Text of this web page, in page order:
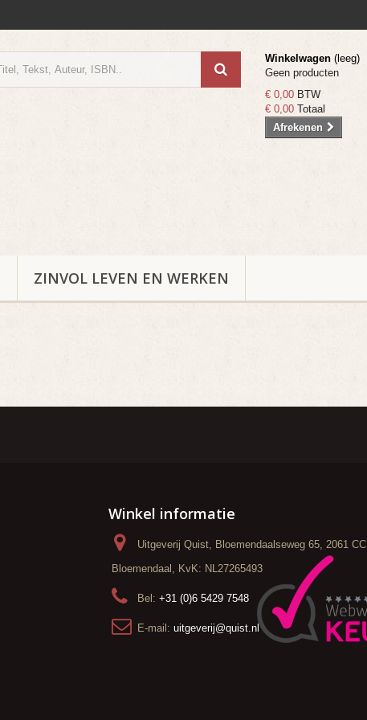
Winkelwagen (leeg)
Geen producten
€ 0,00 BTW
€ 0,00 Totaal
Afrekenen
ZINVOL LEVEN EN WERKEN
Winkel informatie
Uitgeverij Quist, Bloemendaalseweg 65, 2061 CC
Bloemendaal, KvK: NL27265493
Bel: +31 (0)6 5429 7548
E-mail: uitgeverij@quist.nl